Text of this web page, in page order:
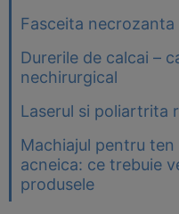
Fasceita necrozanta
Durerile de calcai –
nechirurgical
Laserul si poliartrita
Machiajul pentru
acneica: ce trebuie
produsele